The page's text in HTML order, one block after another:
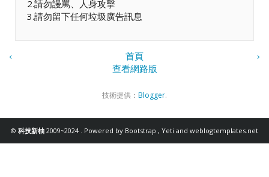
2.請勿謾罵、人身攻擊
3.請勿留下任何垃圾廣告訊息
‹ ›
首頁
查看網路版
技術提供： Blogger.
© 科技新柚 2009~2024 . Powered by Bootstrap , Yeti and weblogtemplates.net